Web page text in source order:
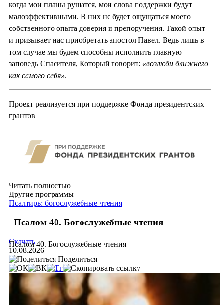
когда мои планы рушатся, мои слова поддержки будут
малоэффективными. В них не будет ощущаться моего
собственного опыта доверия и препоручения. Такой опыт
и призывает нас приобретать апостол Павел. Ведь лишь в
том случае мы будем способны исполнить главную
заповедь Спасителя, Который говорит: «возлюби ближнего
как самого себя».
Проект реализуется при поддержке Фонда президентских
грантов
Читать полностью
Другие программы
Псалтирь: богослужебные чтения
Псалом 40. Богослужебные чтения
Псалом 40. Богослужебные чтения
Скачать
10.08.2026
Поделиться